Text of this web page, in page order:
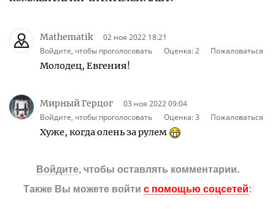
Mathematik
02 ноя 2022 18:21
Войдите, чтобы проголосовать
Оценка:2 Пожаловаться
Молодец, Евгения!
Мирный Герцог
03 ноя 2022 09:04
Войдите, чтобы проголосовать
Оценка:3 Пожаловаться
Хуже, когда олень за рулем
Войдите, чтобы оставлять комментарии.
Также Вы можете войти с помощью соцсетей: